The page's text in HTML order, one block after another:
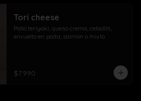
Tori cheese
Pollo teriyaki, queso crema, cebollín,
envuelto en palta, salmón o mixto
$7.990